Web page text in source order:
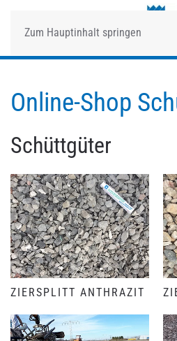
Zum Hauptinhalt springen
Online-Shop
Schüttgüter
ZIERSPLITT ANTHRAZIT